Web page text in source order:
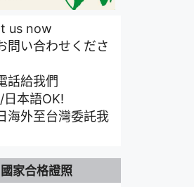
us now
問い合わせくださ
話給我們
本語OK!
海外至台灣委託我
國家合格證照